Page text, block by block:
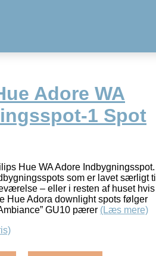
Adore WA
1 Spot
Hue WA Adore Indbygningsspot.
som er lavet særligt til
– eller i resten af huset hvis
Hue Adora downlight spots følger
GU10 pærer (Læs mere)